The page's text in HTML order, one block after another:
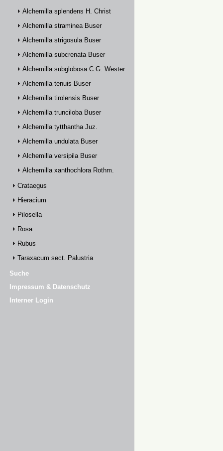
Alchemilla splendens H. Christ
Alchemilla straminea Buser
Alchemilla strigosula Buser
Alchemilla subcrenata Buser
Alchemilla subglobosa C.G. Westerlund
Alchemilla tenuis Buser
Alchemilla tirolensis Buser
Alchemilla trunciloba Buser
Alchemilla tytthantha Juz.
Alchemilla undulata Buser
Alchemilla versipila Buser
Alchemilla xanthochlora Rothm.
Crataegus
Hieracium
Pilosella
Rosa
Rubus
Taraxacum sect. Palustria
Suche
Impressum & Datenschutz
Interner Login